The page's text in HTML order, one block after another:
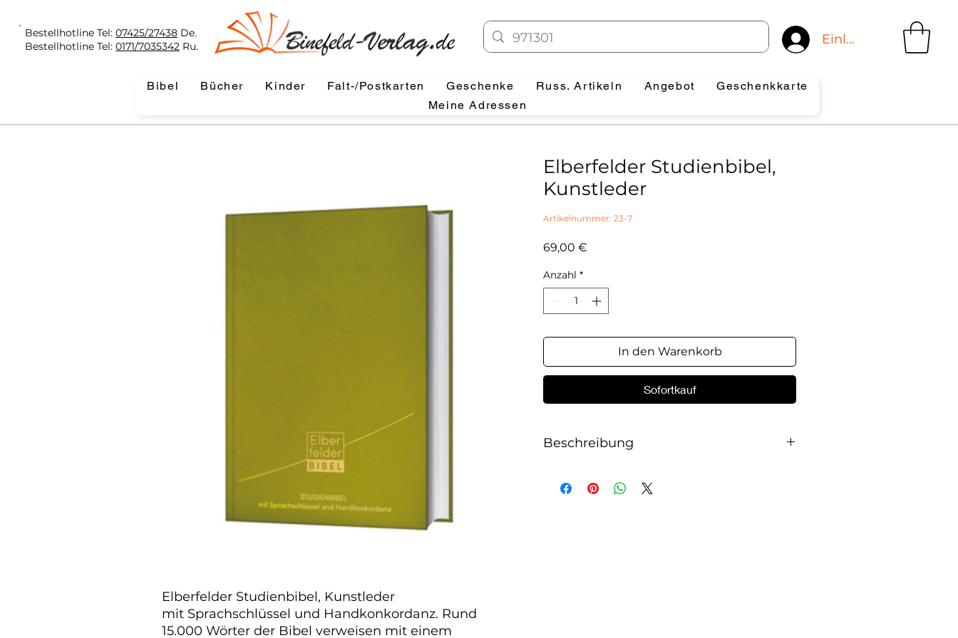
Bestellhotline Tel:07425/27438 De.
Bestellhotline Tel:0171/7035342 Ru. Einloggen
Bibel Bücher Kinder Falt-/Postkarten Geschenke Russ. Artikeln Angebot
Geschenkkarte
Meine Adressen
Elberfelder Studienbibel, Kunstleder
mit Sprachschlüssel und Handkonkordanz. Rund
15.000 Wörter der Bibel verweisen mit einem
Elberfelder Studienbibel,
Kunstleder
Artikelnummer: 23-7
69,00 €
Anzahl *
In den Warenkorb
Sofortkauf
Beschreibung